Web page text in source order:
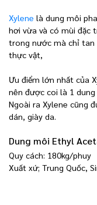
Xylene là dung môi
hơi vừa và có mùi đặc
trong nước mà chỉ tan
thực vật,
Ưu điểm lớn nhất của
nên được coi là 1
Ngoài ra Xylene cũng
dán, giày da.
Dung môi Ethyl
Quy cách: 180kg/phuy
Xuất xứ; Trung Quốc,